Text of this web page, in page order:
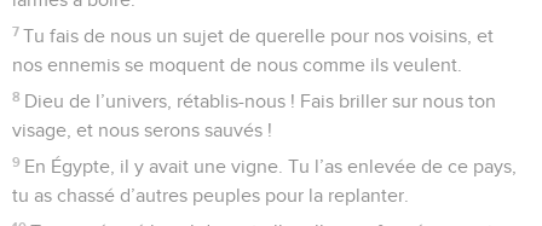
7 Tu fais de nous un sujet de querelle pour nos voisins, et
nos ennemis se moquent de nous comme ils veulent.
8 Dieu de l’univers, rétablis-nous ! Fais briller sur nous ton
visage, et nous serons sauvés !
9 En Égypte, il y avait une vigne. Tu l’as enlevée de ce pays,
tu as chassé d’autres peuples pour la replanter.